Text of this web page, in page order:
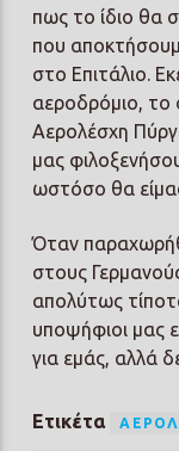
πως το ίδιο θα
που
στο Επιτάλιο.
αεροδρόμιο, το
Αερολέσχη
μας
ωστόσο θα
Όταν
στους
απολύτως
υποψήφιοι μας
για εμάς, αλλά
Ετικέτα